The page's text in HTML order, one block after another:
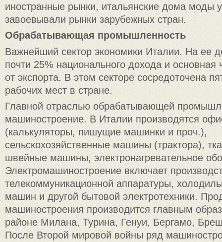
иностранные рынки, итальянские дома моды
завоевывали рынки зарубежных стран.
Обрабатывающая промышленность
Важнейший сектор экономики Италии. На ее
почти 25% национального дохода и основная
от экспорта. В этом секторе сосредоточена
рабочих мест в стране.
Главной отраслью обрабатывающей
машиностроение. В Италии производятся
(калькуляторы, пишущие машинки и проч.),
сельскохозяйственные машины (трактора),
швейные машины, электронагревательное
Электромашиностроение включает
телекоммуникационной аппаратуры,
машин и другой бытовой электротехники.
машиностроения производится главным
районе Милана, Турина, Генуи, Бергамо,
После Второй мировой войны ряд